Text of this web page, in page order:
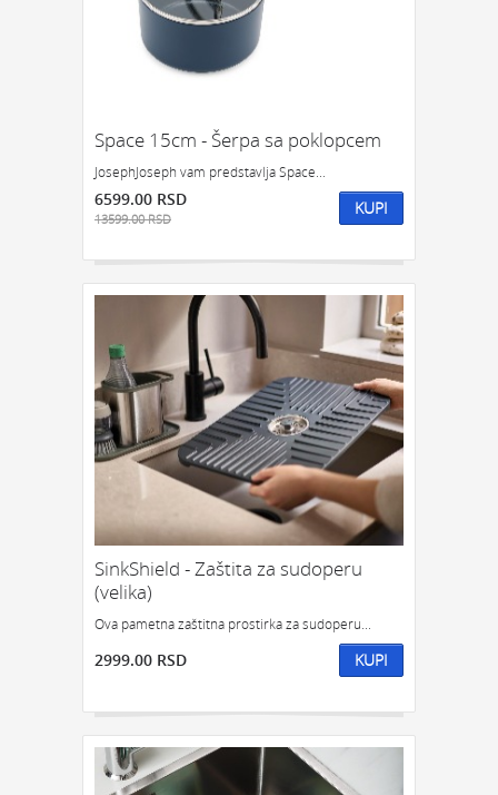
Space 15cm - Šerpa sa poklopcem
JosephJoseph vam predstavlja Space...
6599.00 RSD
13599.00 RSD
KUPI
SinkShield - Zaštita za sudoperu
(velika)
Ova pametna zaštitna prostirka za sudoperu...
2999.00 RSD KUPI